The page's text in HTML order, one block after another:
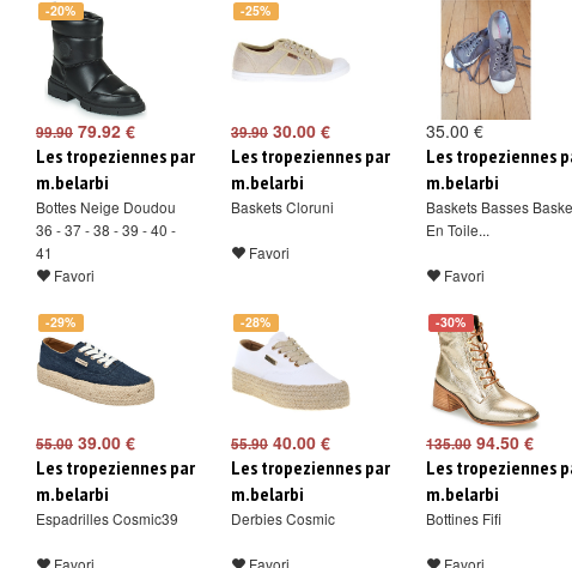
-20%
99.90 79.92 €
Les tropeziennes par
m.belarbi
Bottes Neige Doudou
36 - 37 - 38 - 39 - 40 -
41
Favori
-25%
39.90 30.00 €
Les tropeziennes par
m.belarbi
Baskets Cloruni
Favori
35.00 €
Les tropeziennes
m.belarbi
Baskets Basses
En Toile...
Favori
-29%
55.00 39.00 €
Les tropeziennes par
m.belarbi
Espadrilles Cosmic39
Favori
-28%
55.90 40.00 €
Les tropeziennes par
m.belarbi
Derbies Cosmic
Favori
-30%
135.00 94.50 €
Les tropeziennes
m.belarbi
Bottines Fifi
Favori